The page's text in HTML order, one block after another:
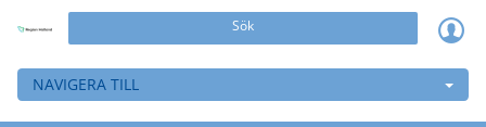
Sök
NAVIGERA TILL